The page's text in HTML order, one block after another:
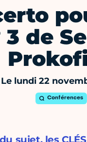
3 de
Le lundi 22
Conférences